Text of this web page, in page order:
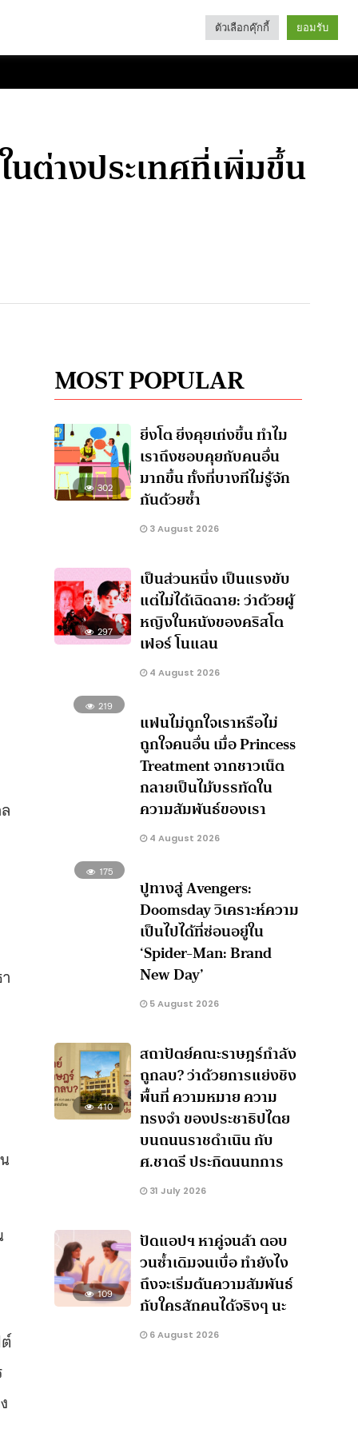
Categories
ต่างประเทศที่เพิ่มขึ้น
MOST POPULAR
302
ยิ่งโต ยิ่งคุยเก่งขึ้น ทำไม
เราถึงชอบคุยกับคนอื่น
มากขึ้น ทั้งที่บางทีไม่รู้จัก
กันด้วยซ้ำ
3 August 2026
297
เป็นส่วนหนึ่ง เป็นแรงขับ
แต่ไม่ได้เฉิดฉาย: ว่าด้วยผู้
หญิงในหนังของคริสโต
เฟอร์ โนแลน
4 August 2026
219
แฟนไม่ถูกใจเราหรือไม่
ถูกใจคนอื่น เมื่อ Princess
Treatment จากชาวเน็ต
กลายเป็นไม้บรรทัดใน
ความสัมพันธ์ของเรา
4 August 2026
175
ปูทางสู่ Avengers:
Doomsday วิเคราะห์ความ
เป็นไปได้ที่ซ่อนอยู่ใน
‘Spider-Man: Brand
New Day’
5 August 2026
410
สถาปัตย์คณะราษฎร์กำลัง
ถูกลบ? ว่าด้วยการแย่งชิง
พื้นที่ ความหมาย ความ
ทรงจำ ของประชาธิปไตย
บนถนนราชดำเนิน กับ
ศ.ชาตรี ประกิตนนทการ
31 July 2026
109
ปัดแอปฯ หาคู่จนล้า ตอบ
วนซ้ำเดิมจนเบื่อ ทำยังไง
ถึงจะเริ่มต้นความสัมพันธ์
กับใครสักคนได้จริงๆ นะ
6 August 2026
ตัวเลือกคุ๊กกี้ ยอมรับ